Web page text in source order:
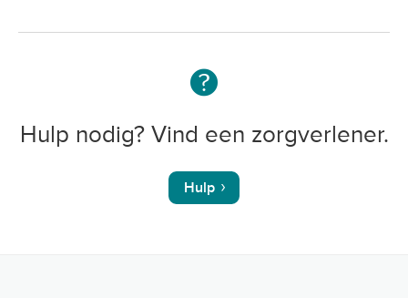
Hulp nodig? Vind een zorgverlener.
Hulp